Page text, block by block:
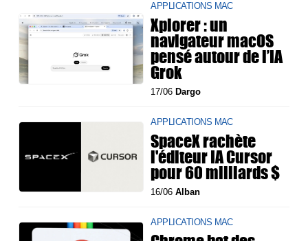
APPLICATIONS MAC
Xplorer : un
navigateur macOS
pensé autour de l’IA
Grok
17/06 Dargo
APPLICATIONS MAC
SpaceX rachète
l'éditeur IA Cursor
pour 60 milliards $
16/06Alban
APPLICATIONS MAC